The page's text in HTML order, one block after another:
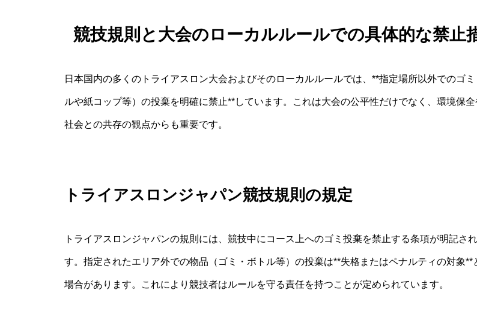
競技規則と大会のローカルルールでの具体的な禁止
日本国内の多くのトライアスロン大会およびそのローカルルールでは、**指定場所以外でのゴミ
ルや紙コップ等）の投棄を明確に禁止**しています。これは大会の公平性だけでなく、環境保
社会との共存の観点からも重要です。
トライアスロンジャパン競技規則の規定
トライアスロンジャパンの規則には、競技中にコース上へのゴミ投棄を禁止する条項が明記さ
す。指定されたエリア外での物品（ゴミ・ボトル等）の投棄は**失格またはペナルティの対象**
場合があります。これにより競技者はルールを守る責任を持つことが定められています。